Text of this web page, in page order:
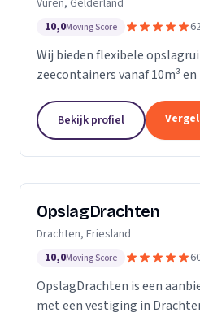
10,0Moving Score
Wij bieden flexibele
zeecontainers vanaf 10m³
Bekijk profiel
OpslagDrachten
Drachten, Friesland
10,0Moving Score
OpslagDrachten is een
met een vestiging in